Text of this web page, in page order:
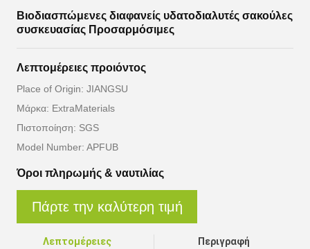
Βιοδιασπώμενες διαφανείς υδατοδιαλυτές σακούλες
συσκευασίας Προσαρμόσιμες
Λεπτομέρειες προιόντος
Place of Origin: JIANGSU
Μάρκα: ExtraMaterials
Πιστοποίηση: SGS
Model Number: APFUB
Όροι πληρωμής & ναυτιλίας
Πάρτε την καλύτερη τιμή
Λεπτομέρειες
Περιγραφή